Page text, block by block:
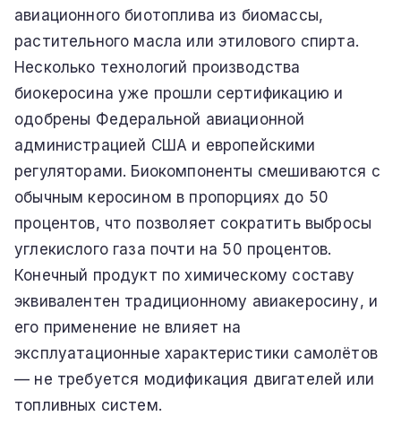
авиационного биотоплива из биомассы,
растительного масла или этилового спирта.
Несколько технологий производства
биокеросина уже прошли сертификацию и
одобрены Федеральной авиационной
администрацией США и европейскими
регуляторами. Биокомпоненты смешиваются с
обычным керосином в пропорциях до 50
процентов, что позволяет сократить выбросы
углекислого газа почти на 50 процентов.
Конечный продукт по химическому составу
эквивалентен традиционному авиакеросину, и
его применение не влияет на
эксплуатационные характеристики самолётов
— не требуется модификация двигателей или
топливных систем.